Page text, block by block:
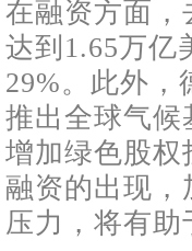
在融资方面
达到1.65万亿
29%。此外
推出全球气
增加绿色股
融资的出现
压力，将有